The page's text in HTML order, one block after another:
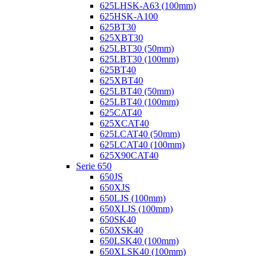
625LHSK-A63 (100mm)
625HSK-A100
625BT30
625XBT30
625LBT30 (50mm)
625LBT30 (100mm)
625BT40
625XBT40
625LBT40 (50mm)
625LBT40 (100mm)
625CAT40
625XCAT40
625LCAT40 (50mm)
625LCAT40 (100mm)
625X90CAT40
Serie 650
650JS
650XJS
650LJS (100mm)
650XLJS (100mm)
650SK40
650XSK40
650LSK40 (100mm)
650XLSK40 (100mm)